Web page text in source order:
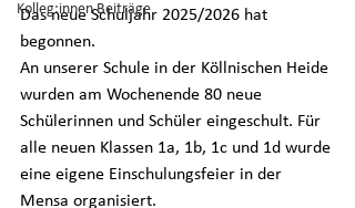
Kolleg:innen Beiträge
Das neue Schuljahr 2025/2026 hat
begonnen.
An unserer Schule in der Köllnischen Heide
wurden am Wochenende 80 neue
Schülerinnen und Schüler eingeschult. Für
alle neuen Klassen 1a, 1b, 1c und 1d wurde
eine eigene Einschulungsfeier in der
Mensa organisiert.